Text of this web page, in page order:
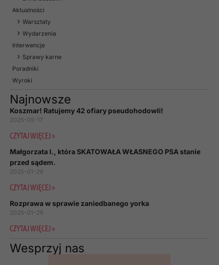
Aktualności
Warsztaty
Wydarzenia
Interwencje
Sprawy karne
Poradniki
Wyroki
Najnowsze
Koszmar! Ratujemy 42 ofiary pseudohodowli!
2025-05-17
CZYTAJ WIĘCEJ »
Małgorzata I., która SKATOWAŁA WŁASNEGO PSA stanie
przed sądem.
2025-01-29
CZYTAJ WIĘCEJ »
Rozprawa w sprawie zaniedbanego yorka
2025-01-29
CZYTAJ WIĘCEJ »
Wesprzyj nas